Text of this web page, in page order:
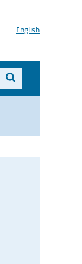
English